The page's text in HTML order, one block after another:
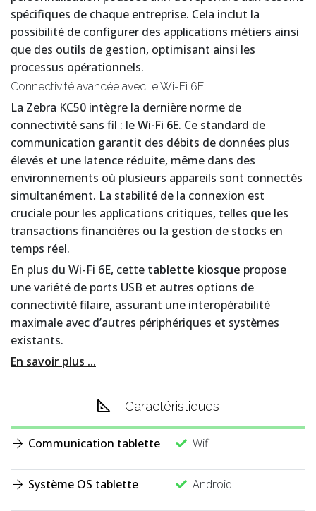
spécifiques de chaque entreprise. Cela inclut la
possibilité de configurer des applications métiers ainsi
que des outils de gestion, optimisant ainsi les
processus opérationnels.
Connectivité avancée avec le Wi-Fi 6E
La Zebra KC50 intègre la dernière norme de
connectivité sans fil : leWi-Fi 6E. Ce standard de
communication garantit des débits de données plus
élevés et une latence réduite, même dans des
environnements où plusieurs appareils sont connectés
simultanément. La stabilité de la connexion est
cruciale pour les applications critiques, telles que les
transactions financières ou la gestion de stocks en
temps réel.
En plus du Wi-Fi 6E, cette tablette kiosque propose
une variété de ports USB et autres options de
connectivité filaire, assurant une interopérabilité
maximale avec d’autres périphériques et systèmes
existants.
En savoir plus ...
Caractéristiques
Communication tablette Wifi
Système OS tablette Android